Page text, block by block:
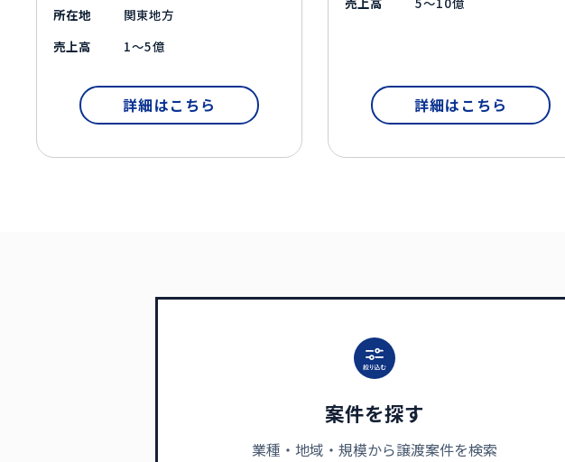
所在地
関東地方
売上高
1～5億
詳細はこちら 詳細はこちら
案件を探す
業種・地域・規模から譲渡案件を検索